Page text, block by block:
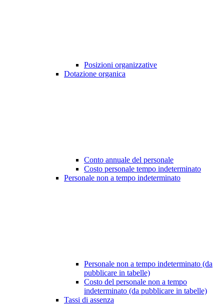
Posizioni organizzative
Dotazione organica
Conto annuale del personale
Costo personale tempo indeterminato
Personale non a tempo indeterminato
Personale non a tempo indeterminato (da
pubblicare in tabelle)
Costo del personale non a tempo
indeterminato (da pubblicare in tabelle)
Tassi di assenza